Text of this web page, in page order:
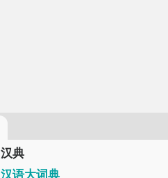
汉典
汉语大词典